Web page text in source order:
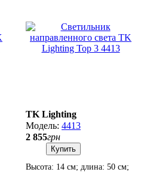
TK Lighting
4413
2 855грн
Купить
Высота: 14 см; длина: 50 см;